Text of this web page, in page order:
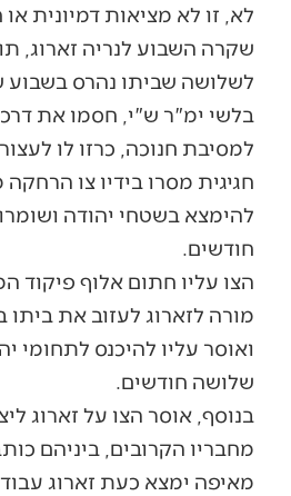
לא, זו לא מציאות דמיונית
שקרה השבוע לנריה זארוג,
לשלושה שביתו נהרס
בלשי ימ"ר ש"י, חסמו את
למסיבת חנוכה, כרזו לו
חגיגית מסרו בידיו צו
להימצא בשטחי יהודה
חודשים.
הצו עליו חתום אלוף פיקוד
ואוסר עליו להיכנס לתחומי
שלושה חודשים.
מחבריו הקרובים, ביניהם
מאיפה ימצא כעת זארוג